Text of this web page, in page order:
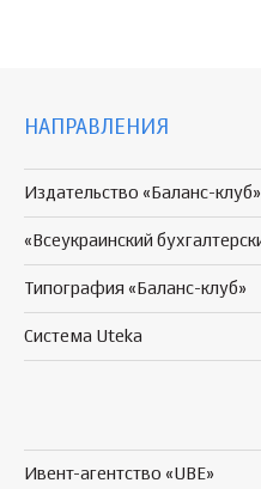
НАПРАВЛЕНИЯ
Издательство «Баланс-клуб»
«Всеукраинский
Типография «Баланс-клуб»
Система Uteka
Ивент-агентство «UBE»